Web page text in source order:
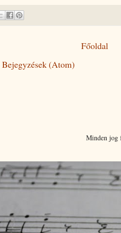
Főoldal
Bejegyzések (Atom)
Minden jog